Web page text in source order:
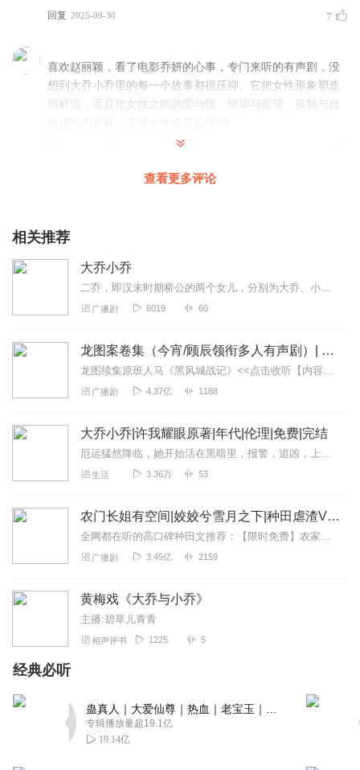
回复 2025-09-30 7
喜欢赵丽颖，看了电影乔妍的心事，专门来听的有声剧，没
想到大乔小乔里的每一个故事都很压抑。它把女性形象塑造
很鲜活，而且把女性之间的爱与恨，绝望与欲望，孤独与自
听主播大大情感真挚的演绎，代入感强，让小耳朵们一听就
上瘾呀，粉啦🌹
2024-09-28
《大乔小乔》有声剧，情感细腻，引人入胜。她渴望成为乔
琳，不惜一切代价，即便承受痛苦，也要夺回“本应属于”自
颖姐8819
次！主播声音好听演绎优秀深入浅出的让人印象深刻，强烈
2024-09-28
哆肉_A梦
人物塑造的也很鲜明立体！让人很期待后面的剧情
2024-09-28
三千大梦Ks
棒，剧情反转不断，真是精彩纷呈！好评推荐！
回复 2024-09-28
查看更多评论
相关推荐
大乔小乔
二乔，即汉末时期桥公的两个女儿，分别为大乔、小乔，本姓为桥，亦可作乔。是庐江郡皖县（安徽省潜山市）人，江北著名美人有国色。孙策攻占皖县后，大小桥分别嫁与孙策和周...
广播剧 6019 60
龙图案卷集（今宵/顾辰领衔多人有声剧）| 探案
龙图续集原班人马《黑风城战记》<<点击收听【内容简介】《龙图案卷集》是由耳雅根据古典名著《三侠五义》（又叫七五）改编所写的网络小说，主要讲述的是鼠（白玉堂）...
广播剧 4.37亿 1188
大乔小乔|许我耀眼原著|年代|伦理|免费|完结
厄运猛然降临，她开始活在黑暗里，报警，追凶，上诉，用余生和性命，去求一个公道。点击跳转【新品热播中】……许妍，原名乔妍，是都市情感剧《许我耀眼》中由赵露思饰演的...
生活 3.36万 53
农门长姐有空间|姣姣兮雪月之下|种田虐渣VIP免费
全网都在听的高口碑种田文推荐：【限时免费】农家小福女|姣姣兮郁雨竹|全网最快寒门大俗人|姣姣兮杜骁|萌宝女强古言爽文魏晋干饭人未删减全网最快|农家小福...
广播剧 3.45亿 2159
黄梅戏《大乔与小乔》
主播:碧草儿青青
相声评书 1225 5
经典必听
专辑播放量超19.1亿
19.14亿